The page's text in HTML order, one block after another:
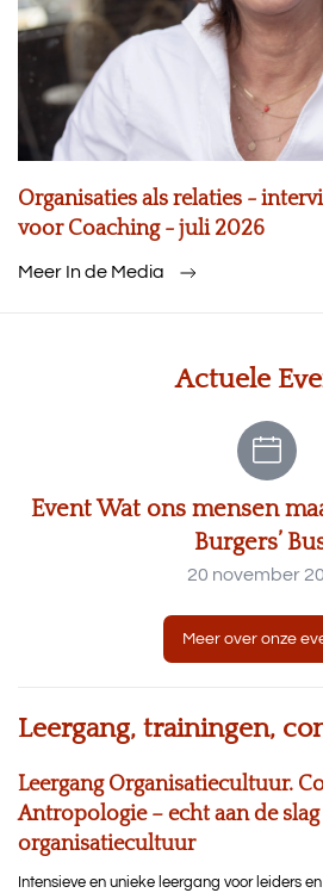
Organisaties als relaties -
voor Coaching - juli 2026
Meer In de Media
Actuele
Event Wat ons mensen
Burgers’
20 november
Meer over onze
Leergang, trainingen,
Leergang Organisatiecultuur.
Antropologie – echt aan de
organisatiecultuur
Intensieve en unieke leergang voor leiders